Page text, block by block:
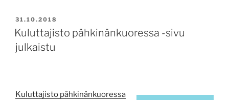
JULKAISTU
31.10.2018
Kuluttajisto pähkinänkuoressa -sivu
julkaistu
Kuluttajisto pähkinänkuoressa